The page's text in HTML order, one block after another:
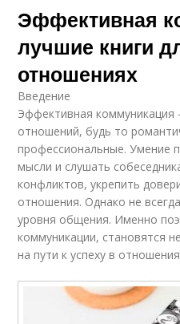
Эффективная
лучшие книги
отношениях
Введение
Эффективная
отношений, будь то
профессиональные. Умение
мысли и слушать
конфликтов, укрепить
отношения. Однако не
уровня общения. Именно
коммуникации, становятся
на пути к успеху в